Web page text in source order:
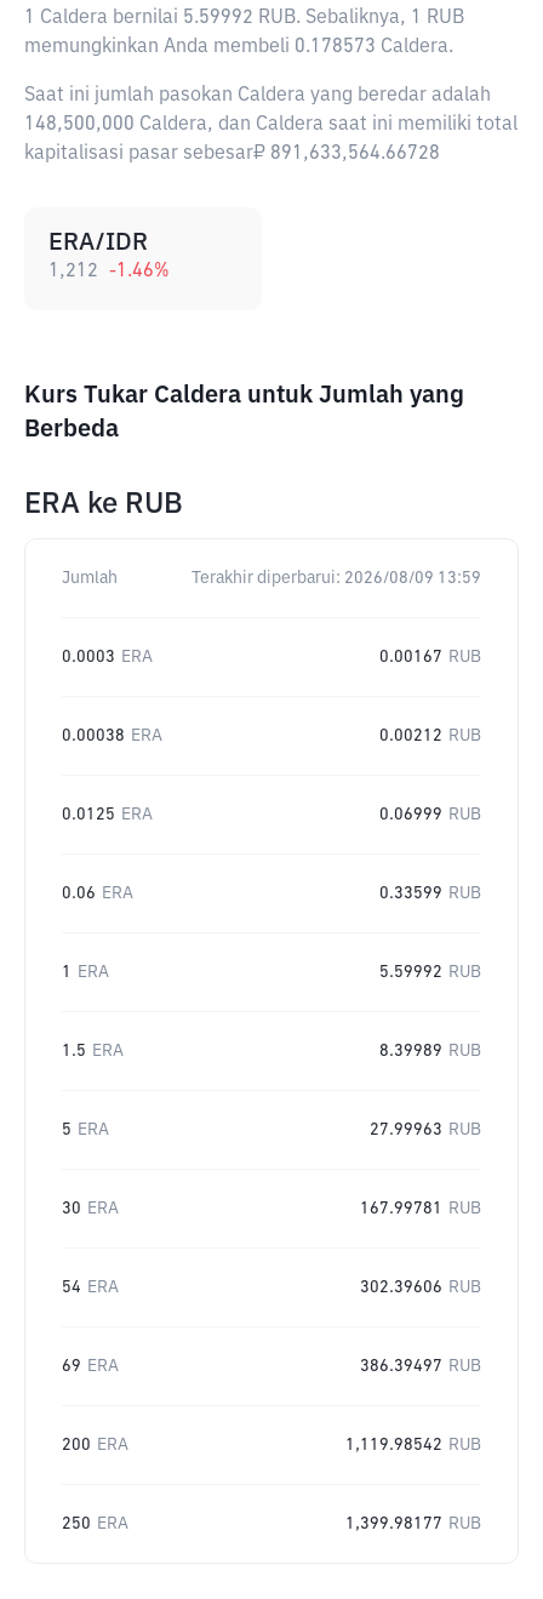
1 Caldera bernilai 5.59992 RUB. Sebaliknya, 1 RUB
memungkinkan Anda membeli 0.178573 Caldera.
Saat ini jumlah pasokan Caldera yang beredar adalah
148,500,000 Caldera, dan Caldera saat ini memiliki total
kapitalisasi pasar sebesar₽ 891,633,564.66728
ERA/IDR
1,212 -1.46%
Kurs Tukar Caldera untuk Jumlah yang
Berbeda
ERA ke RUB
Jumlah Terakhir diperbarui: 2026/08/09 13:59
0.0003 ERA 0.00167 RUB
0.00038 ERA 0.00212 RUB
0.0125 ERA 0.06999 RUB
0.06 ERA 0.33599 RUB
1 ERA 5.59992 RUB
1.5 ERA 8.39989 RUB
5 ERA 27.99963 RUB
30 ERA 167.99781 RUB
54 ERA 302.39606 RUB
69 ERA 386.39497 RUB
200 ERA 1,119.98542 RUB
250 ERA 1,399.98177 RUB